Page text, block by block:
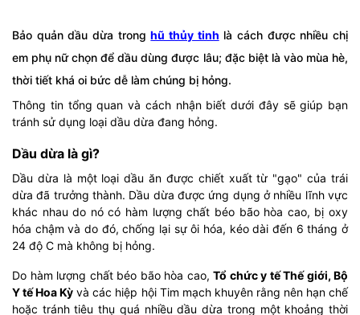
Bảo quản dầu dừa tronghũ thủy tinh là cách được nhiều chị
em phụ nữ chọn để dầu dùng được lâu; đặc biệt là vào mùa hè,
thời tiết khá oi bức dễ làm chúng bị hỏng.
Thông tin tổng quan và cách nhận biết dưới đây sẽ giúp bạn
tránh sử dụng loại dầu dừa đang hỏng.
Dầu dừa là gì?
Dầu dừa là một loại dầu ăn được chiết xuất từ "gạo" của trái
dừa đã trưởng thành. Dầu dừa được ứng dụng ở nhiều lĩnh vực
khác nhau do nó có hàm lượng chất béo bão hòa cao, bị oxy
hóa chậm và do đó, chống lại sự ôi hóa, kéo dài đến 6 tháng ở
24 độ C mà không bị hỏng.
Do hàm lượng chất béo bão hòa cao, Tổ chức y tế Thế giới, Bộ
Y tế Hoa Kỳ và các hiệp hội Tim mạch khuyên rằng nên hạn chế
hoặc tránh tiêu thụ quá nhiều dầu dừa trong một khoảng thời